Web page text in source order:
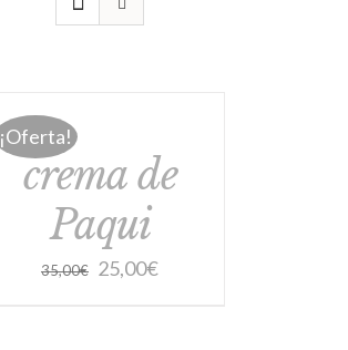
¡Oferta!
crema de
Paqui
35,00€ 25,00€